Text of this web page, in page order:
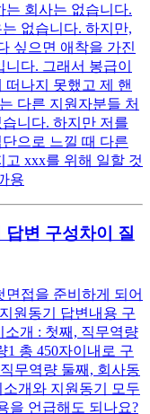
는 회사는 없습니다.
없습니다. 하지만,
싶으면 애착을 가진
다. 그래서 봉급이
나지 못했고 제 핸
다른 지원자분들 처
니다. 하지만 저를
으로 느낄 때 다른
xxx를 위해 일할 것
용
변 구성차이 질
접을 준비하게 되어
원동기 답변내용 구
소개 : 첫째, 직무역량
1 총 450자이내로 구
무역량 둘째, 회사동
개와 지원동기 모두
을 언급해도 되나요?